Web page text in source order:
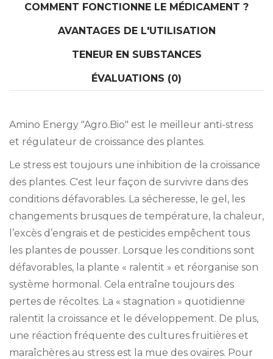
COMMENT FONCTIONNE LE MÉDICAMENT ?
AVANTAGES DE L'UTILISATION
TENEUR EN SUBSTANCES
ÉVALUATIONS (0)
Amino Energy "Agro.Bio" est le meilleur anti-stress
et régulateur de croissance des plantes.
Le stress est toujours une inhibition de la croissance
des plantes. C'est leur façon de survivre dans des
conditions défavorables. La sécheresse, le gel, les
changements brusques de température, la chaleur,
l’excès d’engrais et de pesticides empêchent tous
les plantes de pousser. Lorsque les conditions sont
défavorables, la plante « ralentit » et réorganise son
système hormonal. Cela entraîne toujours des
pertes de récoltes. La « stagnation » quotidienne
ralentit la croissance et le développement. De plus,
une réaction fréquente des cultures fruitières et
maraîchères au stress est la mue des ovaires. Pour